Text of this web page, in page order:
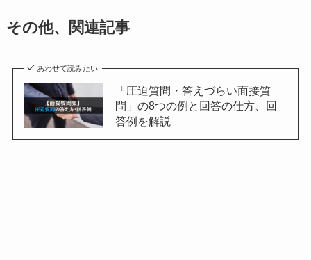
その他、関連記事
あわせて読みたい
「圧迫質問・答えづらい面接質
問」の8つの例と回答の仕方、回
答例を解説